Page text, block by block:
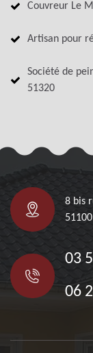
Couvreur Le
Artisan pour
Société de
51320
8 bis
03
06